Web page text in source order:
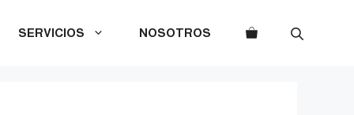
SERVICIOS NOSOTROS